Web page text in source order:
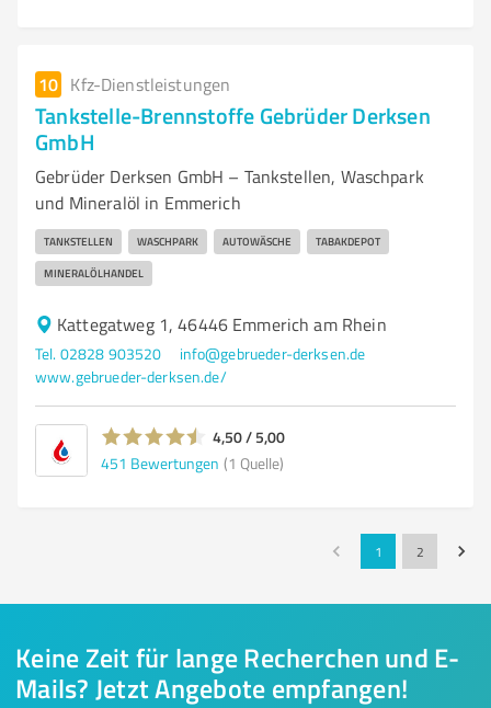
10 Kfz-Dienstleistungen
Tankstelle-Brennstoffe Gebrüder Derksen
GmbH
Gebrüder Derksen GmbH – Tankstellen, Waschpark
und Mineralöl in Emmerich
TANKSTELLEN WASCHPARK AUTOWÄSCHE TABAKDEPOT
MINERALÖLHANDEL
Kattegatweg 1, 46446 Emmerich am Rhein
Tel. 02828 903520
info@gebrueder-derksen.de
www.gebrueder-derksen.de/
4,50 / 5,00
451 Bewertungen (1 Quelle)
1 2
Keine Zeit für lange Recherchen und E-
Mails? Jetzt Angebote empfangen!